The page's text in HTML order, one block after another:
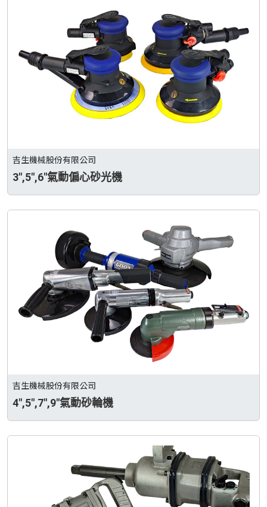
吉生機械股份有限公司
3",5",6"氣動偏心砂光機
吉生機械股份有限公司
4",5",7",9"氣動砂輪機